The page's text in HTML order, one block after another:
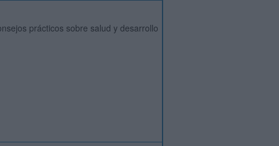
prácticos sobre salud y desarrollo